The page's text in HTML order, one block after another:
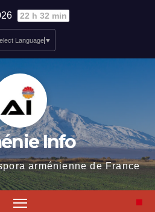
22 h 32 min
Language ▼
Info
arménienne de France